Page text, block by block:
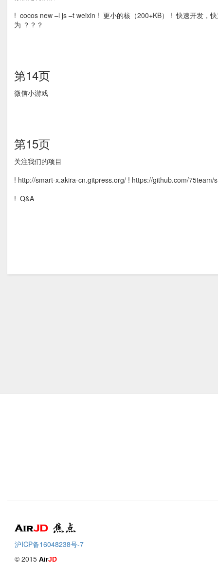
! cocos new –l js –t weixin ! 更小的核（200+KB） ! 快速开发，
为 ？？？
第14页
微信小游戏
第15页
关注我们的项目
! http://smart-x.akira-cn.gitpress.org/ ! https://github.com/75team/
! Q&A
Air焦点
沪ICP备16048238号-7
© 2015 AirJD